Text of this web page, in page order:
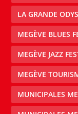
LA GRANDE
MEGÈVE BLUES
MEGÈVE JAZZ
MEGÈVE
MUNICIPALES